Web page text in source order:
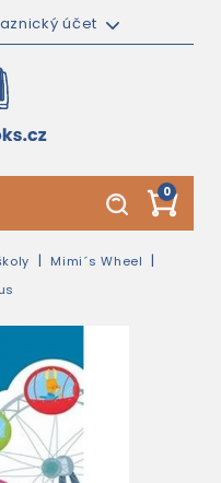
účet
0
Mimi´s Wheel